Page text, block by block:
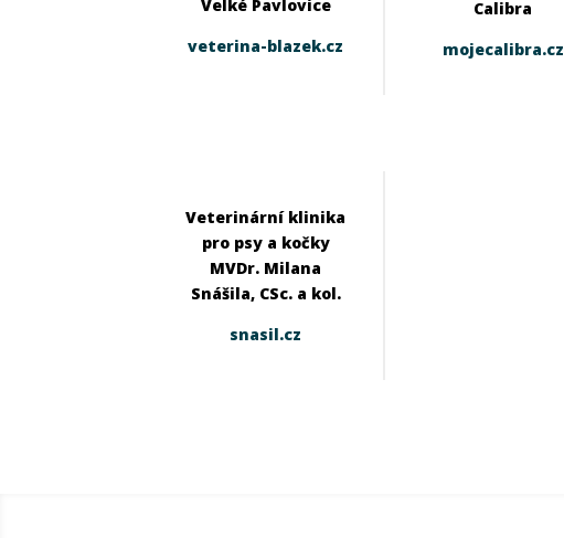
Velké Pavlovice
veterina-blazek.cz
Calibra
mojecalibra.cz
Veterinární klinika
pro psy a kočky
MVDr. Milana
Snášila, CSc. a kol.
snasil.cz